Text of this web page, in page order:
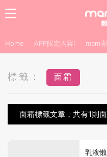
Home APP限定內容! mami
標籤： 面霜
面霜標籤文章，共有1則
乳液